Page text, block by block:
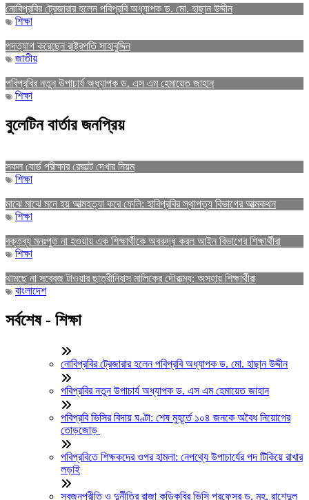
নোবিপ্রবির ট্রেজারার হলেন পবিপ্রবি অধ্যাপক ড. মো. হাছান উদ্দীন
শিক্ষা
পদত্যাগ করেছেন রাষ্ট্রপতি সাহাবুদ্দিন
জাতীয়
পবিপ্রবির নতুন উপাচার্য অধ্যাপক ড. এস এম হেমায়েত জাহান
শিক্ষা
বুলেটিন বার্তার জনপ্রিয়
সকল বোর্ড পরীক্ষার রেজাল্ট দেখার নিয়ম
শিক্ষা
মাঝে মাঝে মনে হয় আত্মহত্যা করে ফেলি: হাবিপ্রবির স্থাপত্য বিভাগের আত্মকথন
শিক্ষা
বক্তব্য মনঃপুত না হওয়ায় এক শিক্ষার্থীকে অবরুদ্ধ করল আইন বিভাগের শিক্ষার্থীরা
শিক্ষা
থামছে না সব্বেজ টাওয়ার ছাত্রীনিবাস মালিকের দৌরাত্ম্য: অসহায় শিক্ষার্থীরা
বাংলাদেশ
সর্বশেষ - শিক্ষা
নোবিপ্রবির ট্রেজারার হলেন পবিপ্রবি অধ্যাপক ড. মো. হাছান উদ্দীন
পবিপ্রবির নতুন উপাচার্য অধ্যাপক ড. এস এম হেমায়েত জাহান
পবিপ্রবি ভিসির বিদায় ঘণ্টা: শেষ মুহূর্তে ১০৪ জনকে অবৈধ নিয়োগের
তোড়জোড়
পবিপ্রবিতে শিক্ষকদের ওপর হামলা: নেপথ্যে উপাচার্যের পদ টিকিয়ে রাখার
লড়াই
স্বজনপ্রীতি ও দুর্নীতির রাজা কুড়িকৃবির ভিসি প্রফেসর ড. মুহ. রাশেদুল